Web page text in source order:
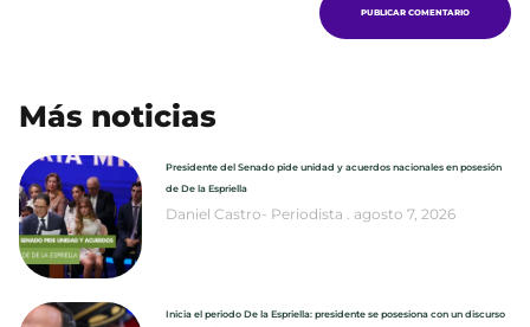
Más noticias
Presidente del Senado pide unidad y acuerdos nacionales en posesión
de De la Espriella
Daniel Castro- Periodista agosto 7, 2026
Inicia el periodo De la Espriella: presidente se posesiona con un discurso